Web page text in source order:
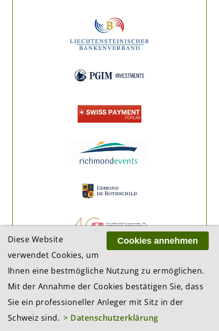
Cookies annehmen
Diese Website
verwendet Cookies, um
Ihnen eine bestmögliche Nutzung zu ermöglichen.
Mit der Annahme der Cookies bestätigen Sie, dass
Sie ein professioneller Anleger mit Sitz in der
Schweiz sind. > Datenschutzerklärung